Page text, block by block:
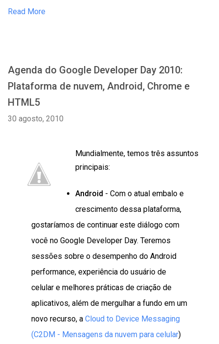
Read More
Agenda do Google Developer Day 2010:
Plataforma de nuvem, Android, Chrome e
HTML5
30 agosto, 2010
Mundialmente, temos três assuntos
principais:
Android - Com o atual embalo e
crescimento dessa plataforma,
gostaríamos de continuar este diálogo com
você no Google Developer Day. Teremos
sessões sobre o desempenho do Android
performance, experiência do usuário de
celular e melhores práticas de criação de
aplicativos, além de mergulhar a fundo em um
novo recurso, a Cloud to Device Messaging
(C2DM - Mensagens da nuvem para celular)